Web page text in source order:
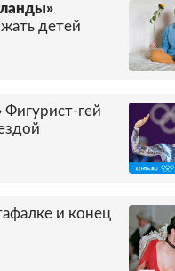
детей
Фигурист-гей
и конец